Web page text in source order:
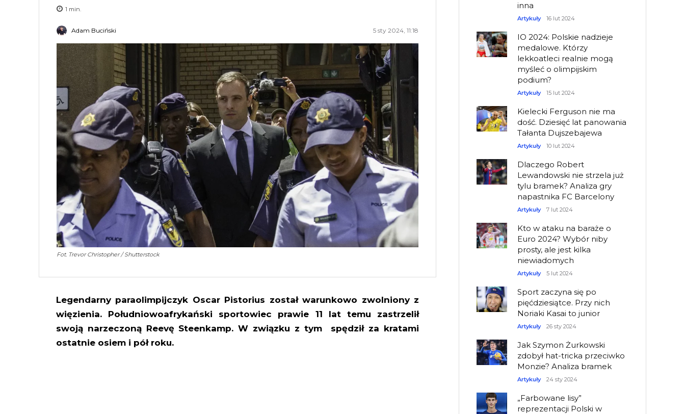
1 min.
Adam Buciński 5 sty 2024, 11:18
Fot. Trevor Christopher / Shutterstock
Legendarny paraolimpijczyk Oscar Pistorius został warunkowo zwolniony z
więzienia. Południowoafrykański sportowiec prawie 11 lat temu zastrzelił
swoją narzeczoną Reevę Steenkamp. W związku z tym spędził za kratami
ostatnie osiem i pół roku.
inna
Artykuły 16 lut 2024
IO 2024: Polskie nadzieje
medalowe. Którzy
lekkoatleci realnie mogą
myśleć o olimpijskim
podium?
Artykuły 15 lut 2024
Kielecki Ferguson nie ma
dość. Dziesięć lat panowania
Tałanta Dujszebajewa
Artykuły 10 lut 2024
Dlaczego Robert
Lewandowski nie strzela już
tylu bramek? Analiza gry
napastnika FC Barcelony
Artykuły 7 lut 2024
Kto w ataku na baraże o
Euro 2024? Wybór niby
prosty, ale jest kilka
niewiadomych
Artykuły 5 lut 2024
Sport zaczyna się po
pięćdziesiątce. Przy nich
Noriaki Kasai to junior
Artykuły 26 sty 2024
Jak Szymon Żurkowski
zdobył hat-tricka przeciwko
Monzie? Analiza bramek
Artykuły 24 sty 2024
„Farbowane lisy”
reprezentacji Polski w